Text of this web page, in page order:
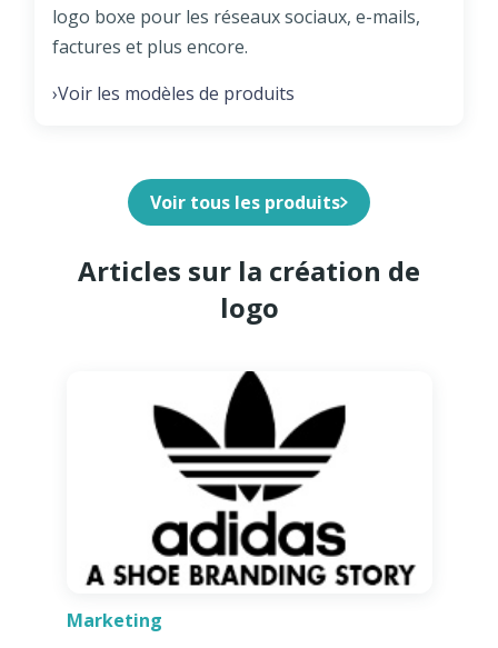
logo boxe pour les réseaux sociaux, e-mails,
factures et plus encore.
›Voir les modèles de produits
Voir tous les produits
Articles sur la création de
logo
Marketing